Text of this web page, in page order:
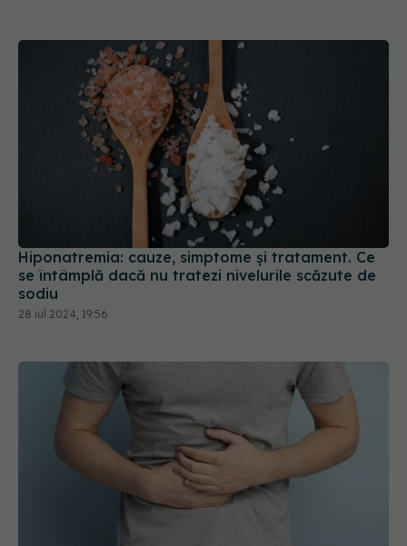
Hiponatremia: cauze, simptome și tratament. Ce
se întâmplă dacă nu tratezi nivelurile scăzute de
sodiu
28 iul 2024, 19:56